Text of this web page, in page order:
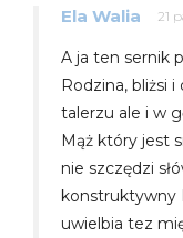
Ela Walia 21
A ja ten sernik
Rodzina, bliżsi
talerzu ale i w
Mąż który jest
nie szczędzi
konstruktywny
uwielbia tez